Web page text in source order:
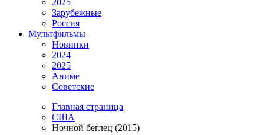
2025
Зарубежные
Россия
Мультфильмы
Новинки
2024
2025
Аниме
Советские
Главная страница
США
Ночной беглец (2015)